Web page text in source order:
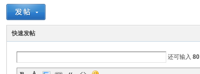
脉快速发帖
还可输入80